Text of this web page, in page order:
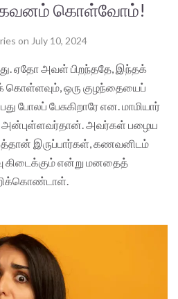
கவனம் கொள்வோம்!
on July 10, 2024
ஏதோ அவள் பிறந்ததே, இந்தக்
கொள்ளவும், ஒரு குழந்தையைப்
போலப் பேசுகிறாரே என. மாமியார்
அவர்கள் பழைய
இருப்பார்கள், கணவனிடம்
கிடைக்கும் என்று மனதைத்